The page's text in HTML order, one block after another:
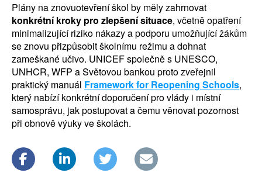
Plány na znovuotevření škol by měly zahrnovat
konkrétní kroky pro zlepšení situace, včetně opatření
minimalizující riziko nákazy a podporu umožňující žákům
se znovu přizpůsobit školnímu režimu a dohnat
zameškané učivo. UNICEF společně s UNESCO,
UNHCR, WFP a Světovou bankou proto zveřejnil
praktický manuál Framework for Reopening Schools,
který nabízí konkrétní doporučení pro vlády i místní
samosprávu, jak postupovat a čemu věnovat pozornost
při obnově výuky ve školách.